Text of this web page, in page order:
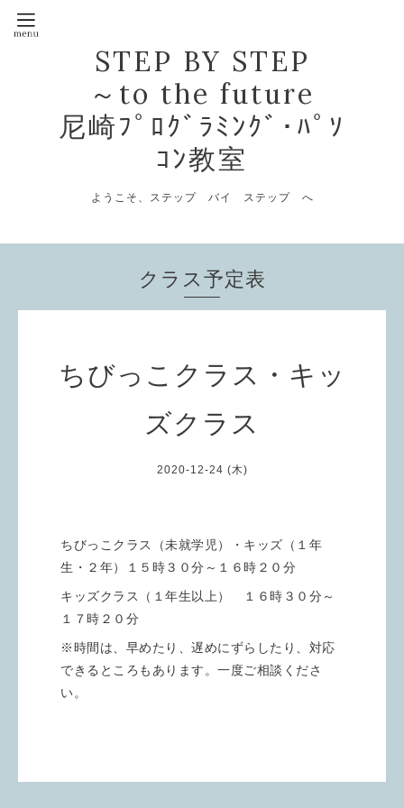
STEP BY STEP
～to the future
尼崎ﾌﾟﾛｸﾞﾗﾐﾝｸﾞ･ﾊﾟｿ
ｺﾝ教室
ようこそ、ステップ バイ ステップ へ
クラス予定表
ちびっこクラス・キッ
ズクラス
2020-12-24 (木)
ちびっこクラス（未就学児）・キッズ（１年
生・２年）１５時３０分～１６時２０分
キッズクラス（１年生以上） １６時３０分～
１７時２０分
※時間は、早めたり、遅めにずらしたり、対応
できるところもあります。一度ご相談くださ
い。